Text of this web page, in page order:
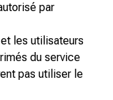
par
les utilisateurs
du service
pas utiliser le